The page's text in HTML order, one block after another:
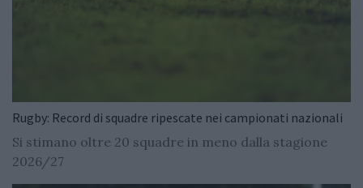
Rugby: Record di squadre ripescate nei campionati nazionali
Si stimano oltre 20 squadre in meno dalla stagione
2026/27